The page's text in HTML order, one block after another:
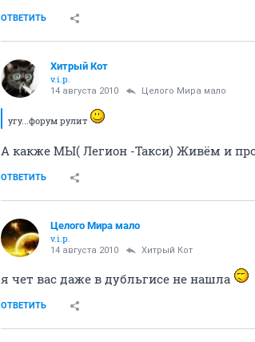
ОТВЕТИТЬ
Хитрый Кот
v.i.p.
14 августа 2010 Целого Мира мало
угу...форум рулит
А какже МЫ( Легион -Такси) Живём и
ОТВЕТИТЬ
Целого Мира мало
v.i.p.
14 августа 2010 Хитрый Кот
я чет вас даже в дубльгисе не нашла
ОТВЕТИТЬ